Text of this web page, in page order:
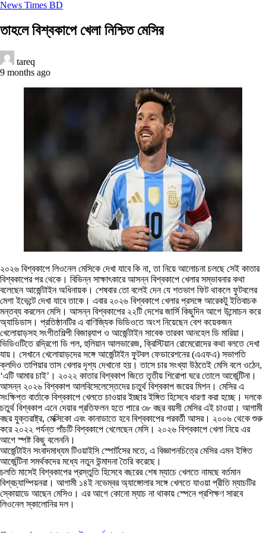
News Times BD
তাহলে বিশ্বকাপে খেলা নিশ্চিত মেসির
tareq
9 months ago
২০২৬ বিশ্বকাপে লিওনেল মেসিকে দেখা যাবে কি না, তা নিয়ে আলোচনা চলছে সেই কাতার
বিশ্বকাপের পর থেকে। বিভিন্ন সাক্ষাৎকারে আসন্ন বিশ্বকাপে খেলার সম্ভাবনার কথা
বলেছেন আর্জেন্টাইন অধিনায়ক। শেষবার তো বলেই দেন যে শতভাগ ফিট থাকলে ফুটবলের
মেগা ইভেন্টে দেখা যাবে তাকে। এবার ২০২৬ বিশ্বকাপে খেলার প্রসঙ্গে আরেকটু ইতিবাচক
মন্তব্য করলেন মেসি। আসন্ন বিশ্বকাপের ২২টি দেশের জার্সি কিছুদিন আগে উন্মোচন করে
অ্যাডিডাস। প্রতিষ্ঠানটির এ বাণিজ্যিক ভিডিওতে অংশ নিয়েছেন বেশ কয়েকজন
খেলোয়াড়সহ সংগীতশিল্পী বিজার‌্যাপ ও আর্জেন্টাইন সাবেক তারকা আনহেল ডি মারিয়া।
ভিডিওটিতে রদ্রিগো ডি পল, হুলিয়ান আলভারেজ, ক্রিস্টিয়ান রোমেরোদের কথা বলতে দেখা
যায়। সেখানে খেলোয়াড়দের সঙ্গে আর্জেন্টাইন ফুটবল ফেডারেশনের (এএফএ) সভাপতি
ক্লদিও তাপিয়ার তাস খেলার দৃশ্য দেখানো হয়। তাসে চার সংখ্যা উঠতেই মেসি বলে ওঠেন,
‘এটি আমার চাই’। ২০২২ কাতার বিশ্বকাপ জিতে তৃতীয় শিরোপা ঘরে তোলে আর্জেন্টিনা।
আসন্ন ২০২৬ বিশ্বকাপ আলবিসেলেস্তেদের চতুর্থ বিশ্বকাপ জয়ের মিশন। মেসির এ
সংক্ষিপ্ত বার্তাকে বিশ্বকাপে খেলতে চাওয়ার ইচ্ছার ইঙ্গিত হিসেবে ধারণা করা হচ্ছে। দলকে
চতুর্থ বিশ্বকাপ এনে দেয়ার প্রতিফলন হতে পারে ৩৮ বছর বয়সী মেসির এই চাওয়া। আগামী
বছর যুক্তরাষ্ট্র, মেক্সিকো এবং কানাডাতে হবে বিশ্বকাপের পরবর্তী আসর। ২০০৬ থেকে শুরু
করে ২০২২ পর্যন্ত পাঁচটি বিশ্বকাপে খেলেছেন মেসি। ২০২৬ বিশ্বকাপে খেলা নিয়ে এর
আগে স্পষ্ট কিছু বলেননি।
আর্জেন্টাইন সংবাদমাধ্যম টিওয়াইসি স্পোর্টসের মতে, এ বিজ্ঞাপনচিত্রে মেসির এমন ইঙ্গিত
আর্জেন্টিনা সমর্থকদের মধ্যে নতুন উন্মাদনা তৈরি করেছে।
চলতি মাসেই বিশ্বকাপের প্রস্তুতি হিসেবে বছরের শেষ ম্যাচে খেলতে নামছে বর্তমান
বিশ্বচ্যাম্পিয়নরা। আগামী ১৪ই নভেম্বর অ্যাঙ্গোলার সঙ্গে খেলতে যাওয়া প্রীতি ম্যাচটির
স্কোয়াডে আছেন মেসিও। এর আগে কোনো ম্যাচ না থাকায় স্পেনে প্রশিক্ষণ সারবে
লিওনেল স্কালোনির দল।